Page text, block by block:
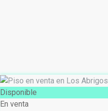
Disponible
En venta